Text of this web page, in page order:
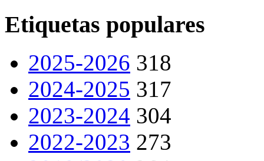
Etiquetas populares
2025-2026 318
2024-2025 317
2023-2024 304
2022-2023 273